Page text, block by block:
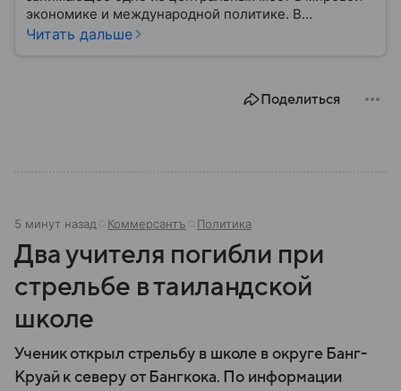
экономике и международной политике. В
материале — основные сведения об этой стране.
Читать дальше
Поделиться
5 минут назад Коммерсантъ Политика
Два учителя погибли при
стрельбе в таиландской
школе
Ученик открыл стрельбу в школе в округе Банг-
Круай к северу от Бангкока. По информации